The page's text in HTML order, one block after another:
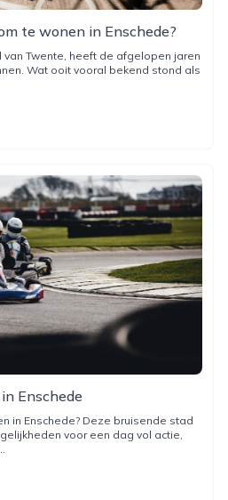
te wonen in Enschede?
Twente, heeft de afgelopen jaren
Wat ooit vooral bekend stond als
Enschede
in Enschede? Deze bruisende stad
voor een dag vol actie,